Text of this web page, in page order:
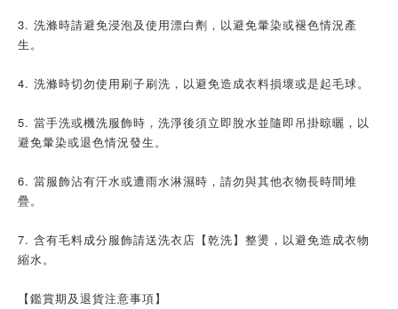
3. 洗滌時請避免浸泡及使用漂白劑，以避免暈染或褪色情況產
生。
4. 洗滌時切勿使用刷子刷洗，以避免造成衣料損壞或是起毛球。
5. 當手洗或機洗服飾時，洗淨後須立即脫水並隨即吊掛晾曬，以
避免暈染或退色情況發生。
6. 當服飾沾有汗水或遭雨水淋濕時，請勿與其他衣物長時間堆
疊。
7. 含有毛料成分服飾請送洗衣店【乾洗】整燙，以避免造成衣物
縮水。
【鑑賞期及退貨注意事項】